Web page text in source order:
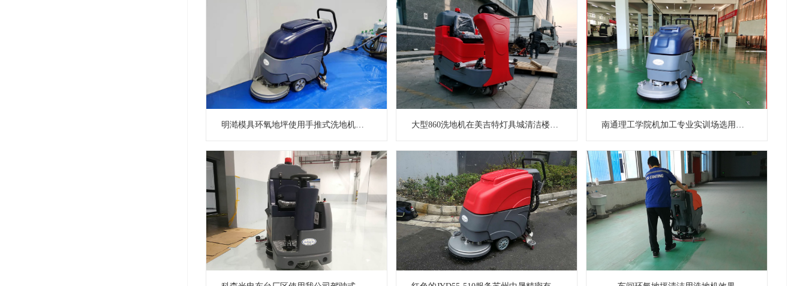
明澔模具环氧地坪使用手推式洗地机和驾驶式洗地机 大型860洗地机在美吉特灯具城清洁楼层过道 南通理工学院机加工专业实训场选用我司洗地机清洁地面油污